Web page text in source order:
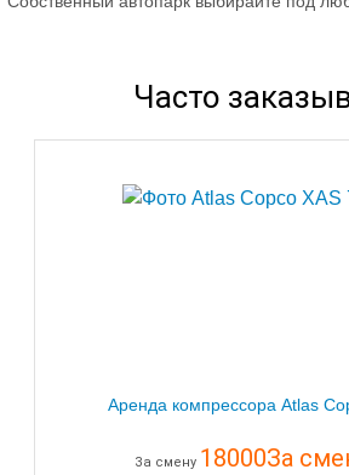
Часто
Аренда компрессора Atlas
За смену 18000За